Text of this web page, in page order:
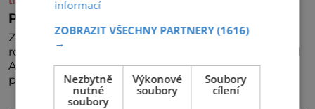
Pravá irská káva
Za jejího tvůrce je považován Joe Sharidan, když v
roce 1943 u letiště irského města Foynes obsluhoval
Američany, kteří kvůli špatnému počasí nemohli
pokračovat v cestě. Povzbudil je tehdy kávou,
informací
ZOBRAZIT VŠECHNY PARTNERY(1616)
→
Nezbytně
nutné
soubory
Výkonové
soubory
Soubory
cílení